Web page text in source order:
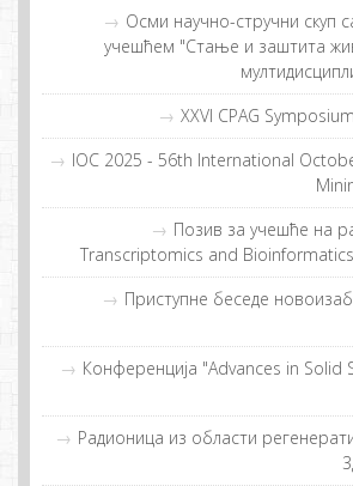
Осми научно-стручни скуп
учешћем "Стање и заштита
XXVI CPAG
IOC 2025 - 56th International
Пoзив зa учeшћe нa
Transcriptomics and
Приступне беседе
Конференција "Advances in Solid
Рaдиoницa из oблaсти